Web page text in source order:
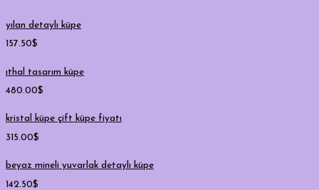
yılan detaylı küpe
157.50$
ıthal tasarım küpe
480.00$
kristal küpe çift küpe fiyatı
315.00$
beyaz mineli yuvarlak detaylı küpe
142.50$